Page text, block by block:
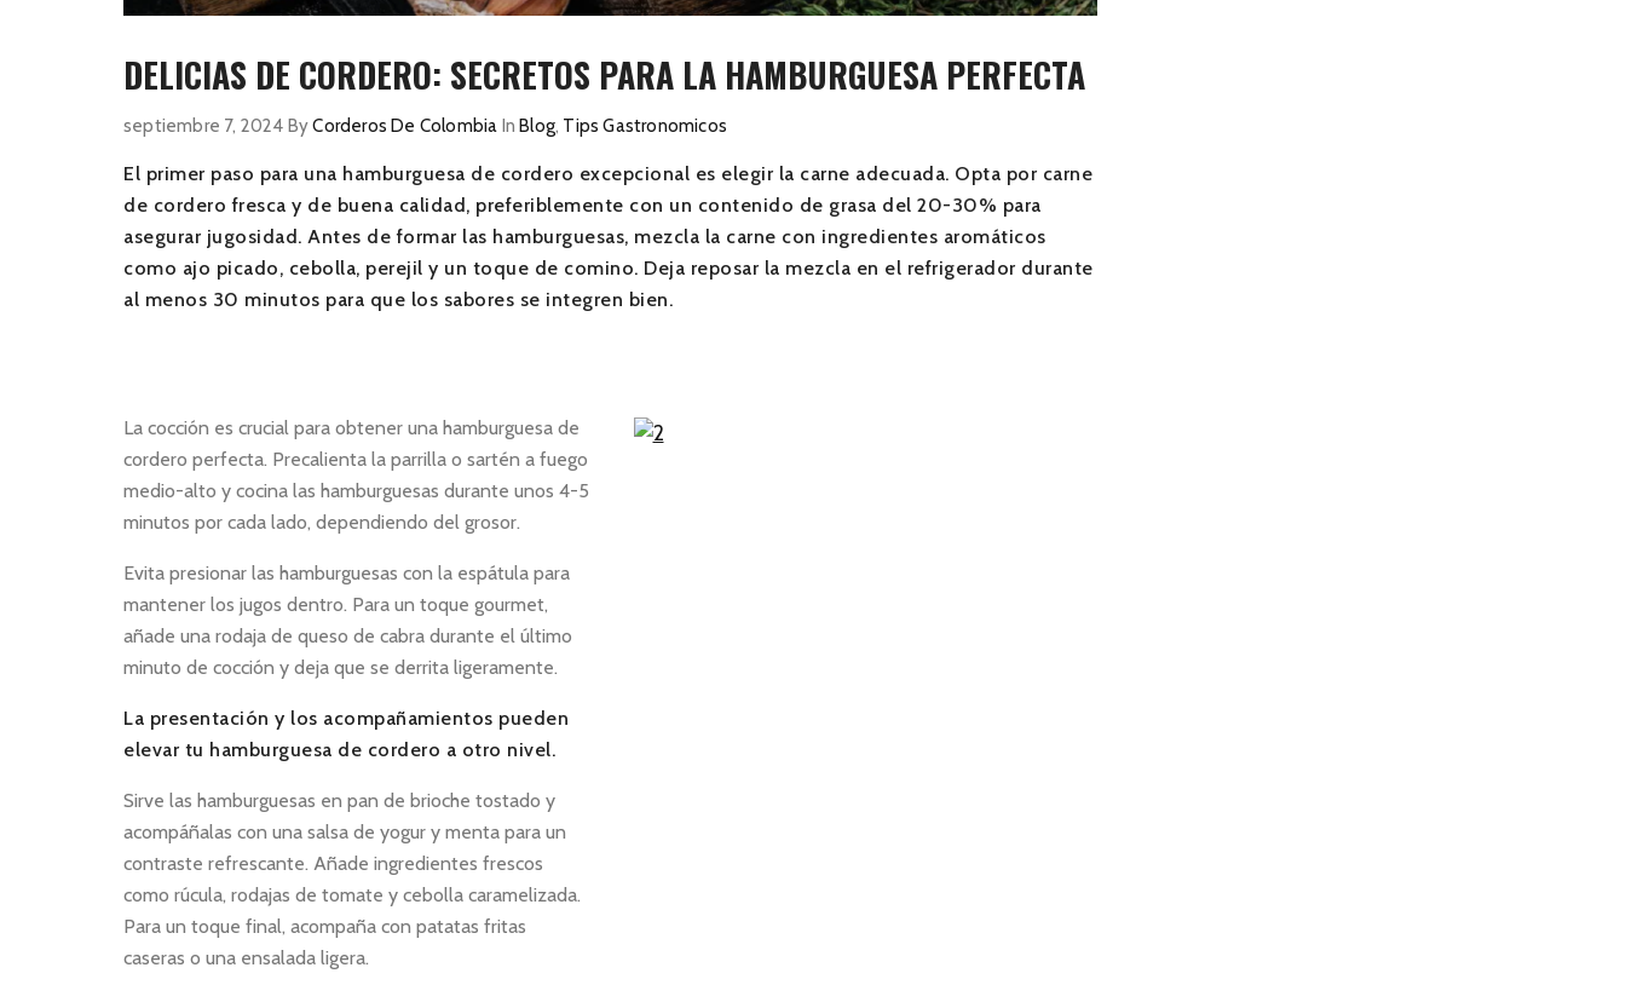
DELICIAS DE CORDERO: SECRETOS PARA LA HAMBURGUESA PERFECTA
septiembre 7, 2024 ByCorderos De Colombia InBlog, Tips Gastronomicos
El primer paso para una hamburguesa de cordero excepcional es elegir la carne adecuada. Opta por carne
de cordero fresca y de buena calidad, preferiblemente con un contenido de grasa del 20-30% para
asegurar jugosidad. Antes de formar las hamburguesas, mezcla la carne con ingredientes aromáticos
como ajo picado, cebolla, perejil y un toque de comino. Deja reposar la mezcla en el refrigerador durante
al menos 30 minutos para que los sabores se integren bien.
La cocción es crucial para obtener una hamburguesa de
cordero perfecta. Precalienta la parrilla o sartén a fuego
medio-alto y cocina las hamburguesas durante unos 4-5
minutos por cada lado, dependiendo del grosor.
Evita presionar las hamburguesas con la espátula para
mantener los jugos dentro. Para un toque gourmet,
añade una rodaja de queso de cabra durante el último
minuto de cocción y deja que se derrita ligeramente.
La presentación y los acompañamientos pueden
elevar tu hamburguesa de cordero a otro nivel.
Sirve las hamburguesas en pan de brioche tostado y
acompáñalas con una salsa de yogur y menta para un
contraste refrescante. Añade ingredientes frescos
como rúcula, rodajas de tomate y cebolla caramelizada.
Para un toque final, acompaña con patatas fritas
caseras o una ensalada ligera.